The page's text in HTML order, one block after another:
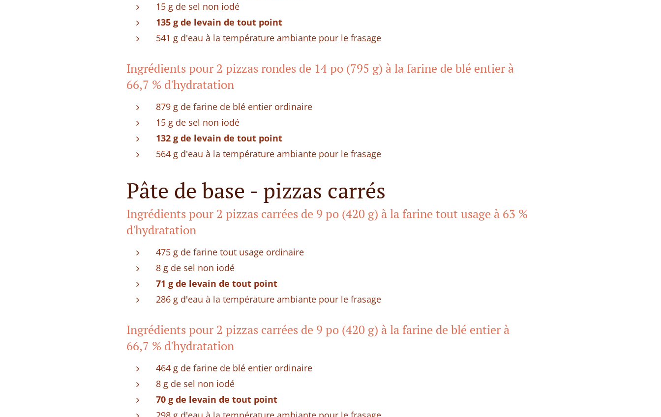
15 g de sel non iodé
135 g de levain de tout point
541 g d'eau à la température ambiante pour le frasage
Ingrédients pour 2 pizzas rondes de 14 po (795 g) à la farine de blé entier à
66,7 % d'hydratation
879 g de farine de blé entier ordinaire
15 g de sel non iodé
132 g de levain de tout point
564 g d'eau à la température ambiante pour le frasage
Pâte de base - pizzas carrés
Ingrédients pour 2 pizzas carrées de 9 po (420 g) à la farine tout usage à 63 %
d'hydratation
475 g de farine tout usage ordinaire
8 g de sel non iodé
71 g de levain de tout point
286 g d'eau à la température ambiante pour le frasage
Ingrédients pour 2 pizzas carrées de 9 po (420 g) à la farine de blé entier à
66,7 % d'hydratation
464 g de farine de blé entier ordinaire
8 g de sel non iodé
70 g de levain de tout point